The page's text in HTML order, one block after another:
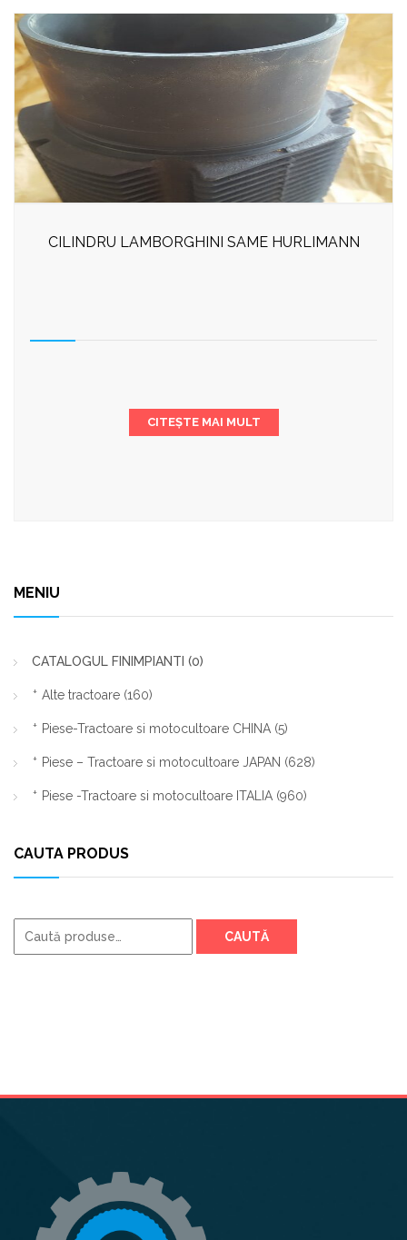
CILINDRU LAMBORGHINI SAME HURLIMANN
CITEȘTE MAI MULT
MENIU
CATALOGUL FINIMPIANTI (0)
Alte tractoare (160)
Piese-Tractoare si motocultoare CHINA (5)
Piese – Tractoare si motocultoare JAPAN (628)
Piese -Tractoare si motocultoare ITALIA (960)
CAUTA PRODUS
Caută
după:
CAUTĂ